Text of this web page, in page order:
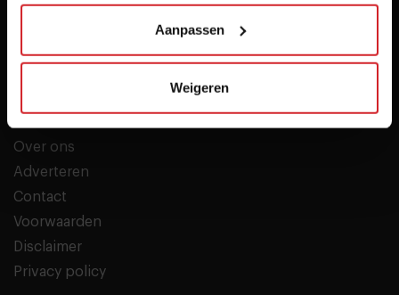
Aanpassen
Weigeren
© 2026 Food Inspiration
Over ons
Adverteren
Contact
Voorwaarden
Disclaimer
Privacy policy